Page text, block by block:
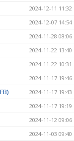
2024-12-11 11:32
2024-12-07 14:54
2024-11-28 08:06
2024-11-22 13:40
2024-11-22 10:31
2024-11-17 19:46
2024-11-17 19:43
2024-11-17 19:19
2024-11-12 09:06
2024-11-03 09:40